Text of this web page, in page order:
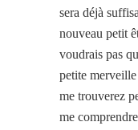
sera déjà
nouveau petit
voudrais pas
petite
me trouverez
me